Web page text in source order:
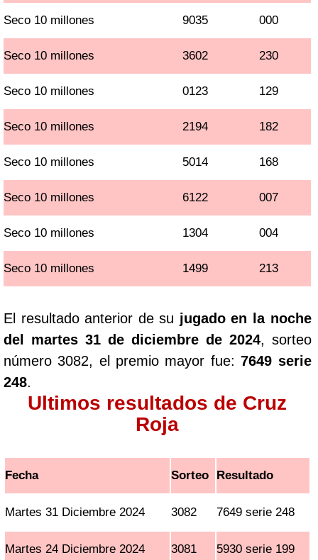
Seco 10 millones 9035 000
Seco 10 millones 3602 230
Seco 10 millones 0123 129
Seco 10 millones 2194 182
Seco 10 millones 5014 168
Seco 10 millones 6122 007
Seco 10 millones 1304 004
Seco 10 millones 1499 213
El resultado anterior de su jugado en la noche
del martes 31 de diciembre de 2024, sorteo
número 3082, el premio mayor fue:7649 serie
248.
Ultimos resultados de Cruz
Roja
Fecha Sorteo Resultado
Martes 31 Diciembre 2024 3082 7649 serie 248
Martes 24 Diciembre 2024 3081 5930 serie 199